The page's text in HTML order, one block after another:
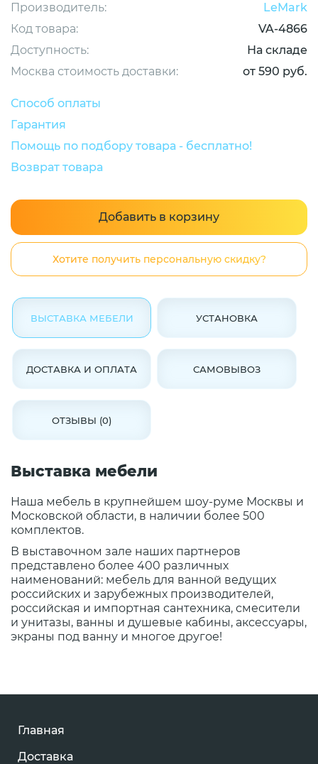
Производитель:
LeMark
Код товара:
VA-4866
Доступность:
На складе
Москва стоимость доставки:
от 590 руб.
Способ оплаты
Гарантия
Помощь по подбору товара - бесплатно!
Возврат товара
Добавить в корзину
Хотите получить персональную скидку?
ВЫСТАВКА МЕБЕЛИ УСТАНОВКА
ДОСТАВКА И ОПЛАТА САМОВЫВОЗ
ОТЗЫВЫ (0)
Выставка мебели
Наша мебель в крупнейшем шоу-руме Москвы и
Московской области, в наличии более 500
комплектов.
В выставочном зале наших партнеров
представлено более 400 различных
наименований: мебель для ванной ведущих
российских и зарубежных производителей,
российская и импортная сантехника, смесители
и унитазы, ванны и душевые кабины, аксессуары,
экраны под ванну и многое другое!
Главная
Доставка